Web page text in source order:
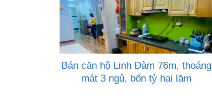
Bán căn hộ Linh Đàm 76m, thoáng
mát 3 ngủ, bốn tỷ hai lăm